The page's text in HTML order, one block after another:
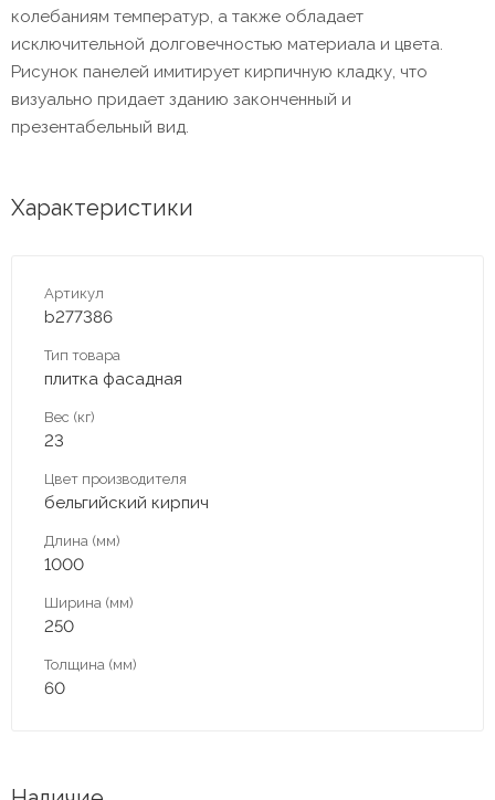
колебаниям температур, а также обладает
исключительной долговечностью материала и цвета.
Рисунок панелей имитирует кирпичную кладку, что
визуально придает зданию законченный и
презентабельный вид.
Характеристики
Артикул
b277386
Тип товара
плитка фасадная
Вес (кг)
23
Цвет производителя
бельгийский кирпич
Длина (мм)
1000
Ширина (мм)
250
Толщина (мм)
60